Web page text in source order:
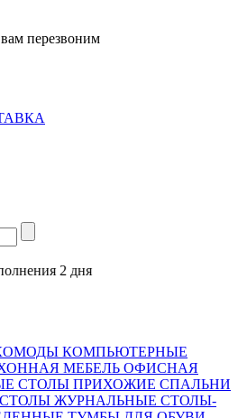
перезвоним
2 дня
КОМПЬЮТЕРНЫЕ
МЕБЕЛЬ ОФИСНАЯ
СТОЛЫ ПРИХОЖИЕ СПАЛЬНИ
СТОЛЫ ЖУРНАЛЬНЫЕ СТОЛЫ-